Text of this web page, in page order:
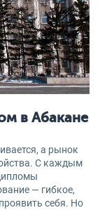
в Абакане
а рынок
С каждым
— гибкое,
себя. Но